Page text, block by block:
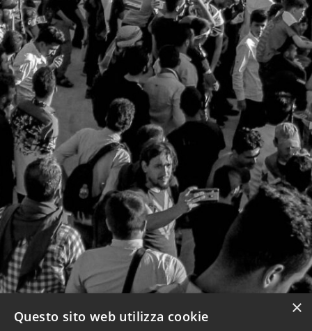
×
Questo sito web utilizza cookie